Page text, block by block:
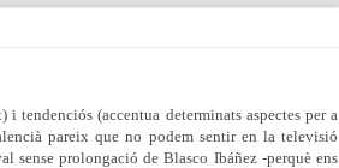
tendenciós (accentua determinats aspectes per a
pareix que no podem sentir en la televisió
sense prolongació de Blasco Ibáñez -perquè ens